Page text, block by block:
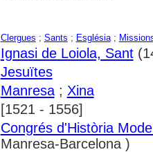
Clergues ; Sants ; Església;
Ignasi de Loiola, Sant
Jesuïtes
Manresa; Xina
[1521 - 1556]
Congrés d'Història
Manresa-Barcelona )